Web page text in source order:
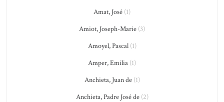
Amat, José (1)
Amiot, Joseph-Marie (3)
Amoyel, Pascal(1)
Amper, Emilia (1)
Anchieta, Juan de(1)
Anchieta, Padre José de(2)